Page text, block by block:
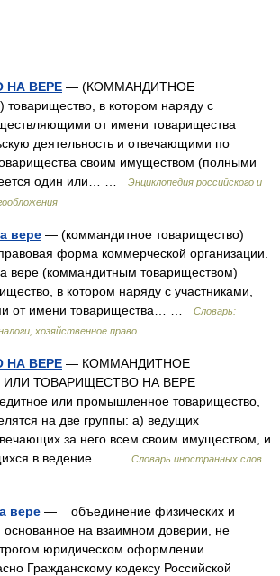
НА ВЕРЕ — (КОММАНДИТНОЕ
в котором наряду с
от имени товарищества
деятельность и отвечающими по
своим имуществом (полными
один или… …
Энциклопедия российского и
вере — (коммандитное товарищество)
форма коммерческой организации.
вере (коммандитным товариществом)
в котором наряду с участниками,
от имени товарищества… …
Словарь:
хозяйственное право
НА ВЕРЕ — КОММАНДИТНОЕ
ТОВАРИЩЕСТВО НА ВЕРЕ
или промышленное товарищество,
на две группы: а) ведущих
за него всем своим имуществом, и
в ведение… …
Словарь иностранных слов
вере — объединение физических и
основанное на взаимном доверии, не
юридическом оформлении
Гражданскому кодексу Российской